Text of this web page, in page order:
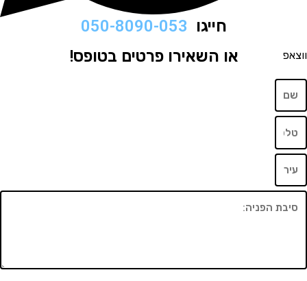
חייגו050-8090-053
או השאירו פרטים בטופס!